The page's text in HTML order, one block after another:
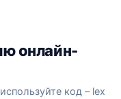
онлайн-
код – lex